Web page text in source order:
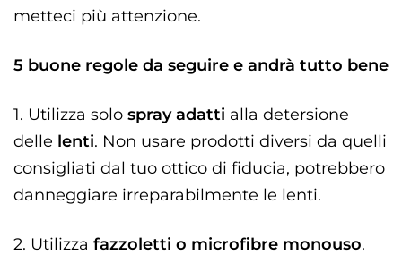
metteci più attenzione.
5 buone regole da seguire e andrà tutto bene
1. Utilizza solo spray adatti alla detersione
delle lenti. Non usare prodotti diversi da quelli
consigliati dal tuo ottico di fiducia, potrebbero
danneggiare irreparabilmente le lenti.
2. Utilizza fazzoletti o microfibre monouso.